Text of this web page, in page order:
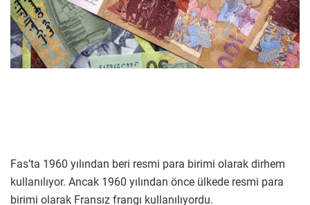
Fas’ta 1960 yılından beri resmi para birimi olarak dirhem
kullanılıyor. Ancak 1960 yılından önce ülkede resmi para
birimi olarak Fransız frangı kullanılıyordu.